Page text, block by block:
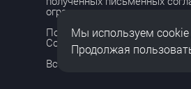
ограничено и допускается
Политика обработки
Согласие на обработку
Все права защищены
Мы используем cookie
Продолжая